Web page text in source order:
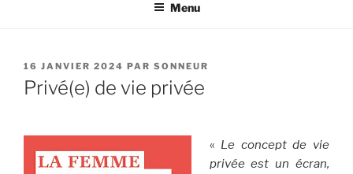
Menu
PUBLIÉ
LE
16 JANVIER 2024 PAR SONNEUR
Privé(e) de vie privée
« Le concept de vie
privée est un écran,